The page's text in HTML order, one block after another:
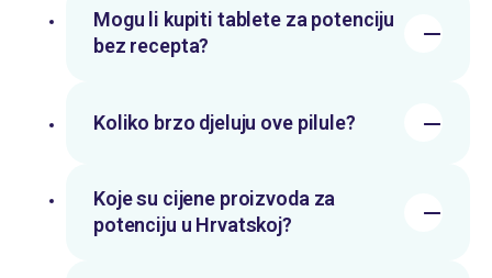
Mogu li kupiti tablete za potenciju
bez recepta?
Koliko brzo djeluju ove pilule?
Koje su cijene proizvoda za
potenciju u Hrvatskoj?